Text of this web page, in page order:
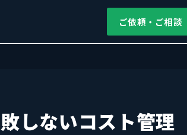
ご依頼・ご相談
しないコスト管理